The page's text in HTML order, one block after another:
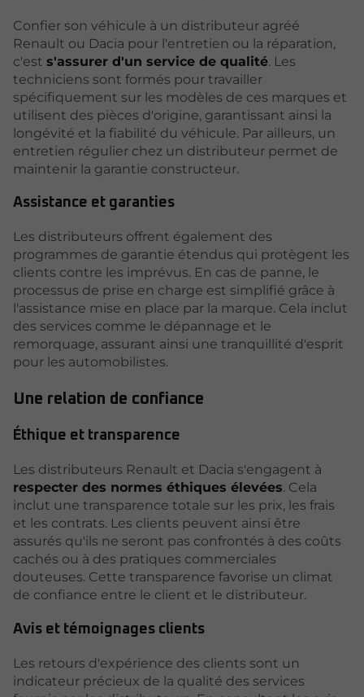
Confier son véhicule à un distributeur agréé
Renault ou Dacia pour l'entretien ou la réparation,
c'est s'assurer d'un service de qualité. Les
techniciens sont formés pour travailler
spécifiquement sur les modèles de ces marques et
utilisent des pièces d'origine, garantissant ainsi la
longévité et la fiabilité du véhicule. Par ailleurs, un
entretien régulier chez un distributeur permet de
maintenir la garantie constructeur.
Assistance et garanties
Les distributeurs offrent également des
programmes de garantie étendus qui protègent les
clients contre les imprévus. En cas de panne, le
processus de prise en charge est simplifié grâce à
l'assistance mise en place par la marque. Cela inclut
des services comme le dépannage et le
remorquage, assurant ainsi une tranquillité d'esprit
pour les automobilistes.
Une relation de confiance
Éthique et transparence
Les distributeurs Renault et Dacia s'engagent à
respecter des normes éthiques élevées. Cela
inclut une transparence totale sur les prix, les frais
et les contrats. Les clients peuvent ainsi être
assurés qu'ils ne seront pas confrontés à des coûts
cachés ou à des pratiques commerciales
douteuses. Cette transparence favorise un climat
de confiance entre le client et le distributeur.
Avis et témoignages clients
Les retours d'expérience des clients sont un
indicateur précieux de la qualité des services